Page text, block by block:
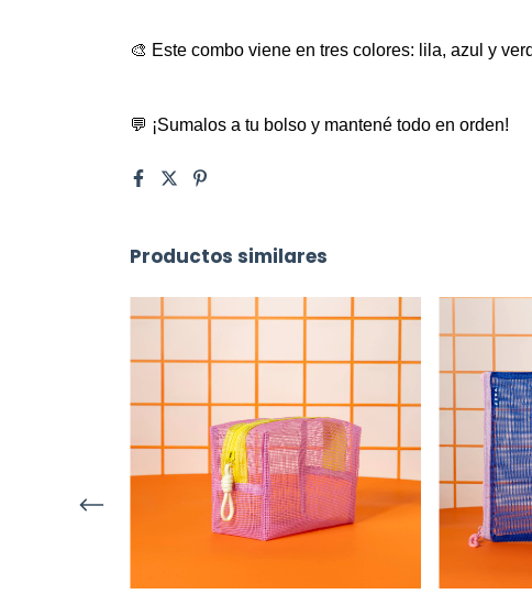
🎨 Este combo viene en tres colores: lila, azul y
💬 ¡Sumalos a tu bolso y mantené todo en orden!
Productos similares